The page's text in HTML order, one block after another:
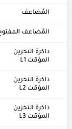
المُضاعف
المُضاعف المفتوح
ذاكرة التخزين
المؤقت L1
ذاكرة التخزين
المؤقت L2
ذاكرة التخزين
المؤقت L3